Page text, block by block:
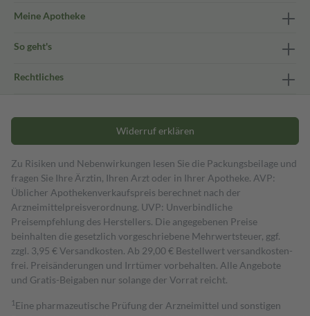
Meine Apotheke
So geht's
Rechtliches
Widerruf erklären
Zu Risiken und Nebenwirkungen lesen Sie die Packungsbeilage und
fragen Sie Ihre Ärztin, Ihren Arzt oder in Ihrer Apotheke. AVP:
Üblicher Apothekenverkaufspreis berechnet nach der
Arzneimittelpreisverordnung. UVP: Unverbindliche
Preisempfehlung des Herstellers. Die angegebenen Preise
beinhalten die gesetzlich vorgeschriebene Mehrwertsteuer, ggf.
zzgl. 3,95 € Versandkosten. Ab 29,00 € Bestell­wert versand­kosten­
frei. Preisänderungen und Irrtümer vorbehalten. Alle Angebote
und Gratis-Beigaben nur solange der Vorrat reicht.
1 Eine pharmazeutische Prüfung der Arzneimittel und sonstigen